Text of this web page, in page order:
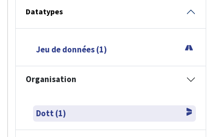
Datatypes
Jeu de données (1)
Organisation
Dott (1)